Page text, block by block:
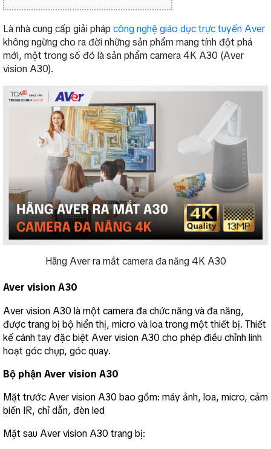
Là nhà cung cấp giải pháp công nghệ giáo dục trực tuyến Aver
không ngừng cho ra đời những sản phẩm mang tính đột phá
mới, một trong số đó là sản phẩm camera 4K A30 (Aver
vision A30).
Hãng Aver ra mắt camera đa năng 4K A30
Aver vision A30
Aver vision A30 là một camera đa chức năng và đa năng,
được trang bị bộ hiển thị, micro và loa trong một thiết bị. Thiết
kế cánh tay đặc biệt Aver vision A30 cho phép điều chỉnh linh
hoạt góc chụp, góc quay.
Bộ phận Aver vision A30
Mặt trước Aver vision A30 bao gồm: máy ảnh, loa, micro, cảm
biến IR, chỉ dẫn, đèn led
Mặt sau Aver vision A30 trang bị: